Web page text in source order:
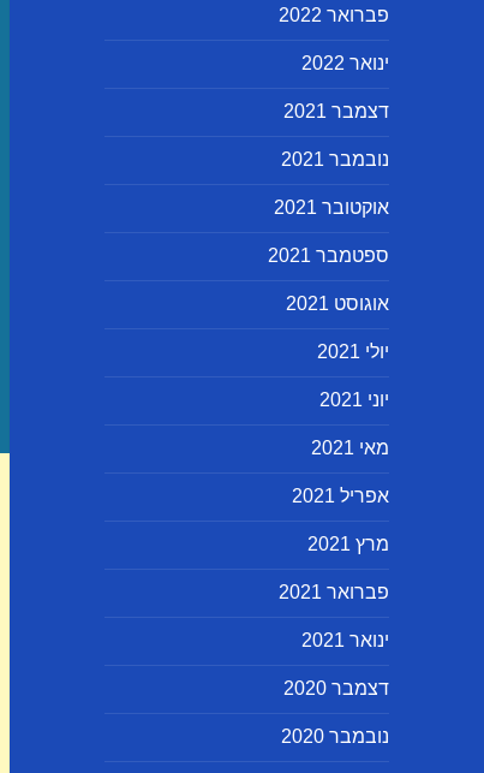
פברואר 2022
ינואר 2022
דצמבר 2021
נובמבר 2021
אוקטובר 2021
ספטמבר 2021
אוגוסט 2021
יולי 2021
יוני 2021
מאי 2021
אפריל 2021
מרץ 2021
פברואר 2021
ינואר 2021
דצמבר 2020
נובמבר 2020